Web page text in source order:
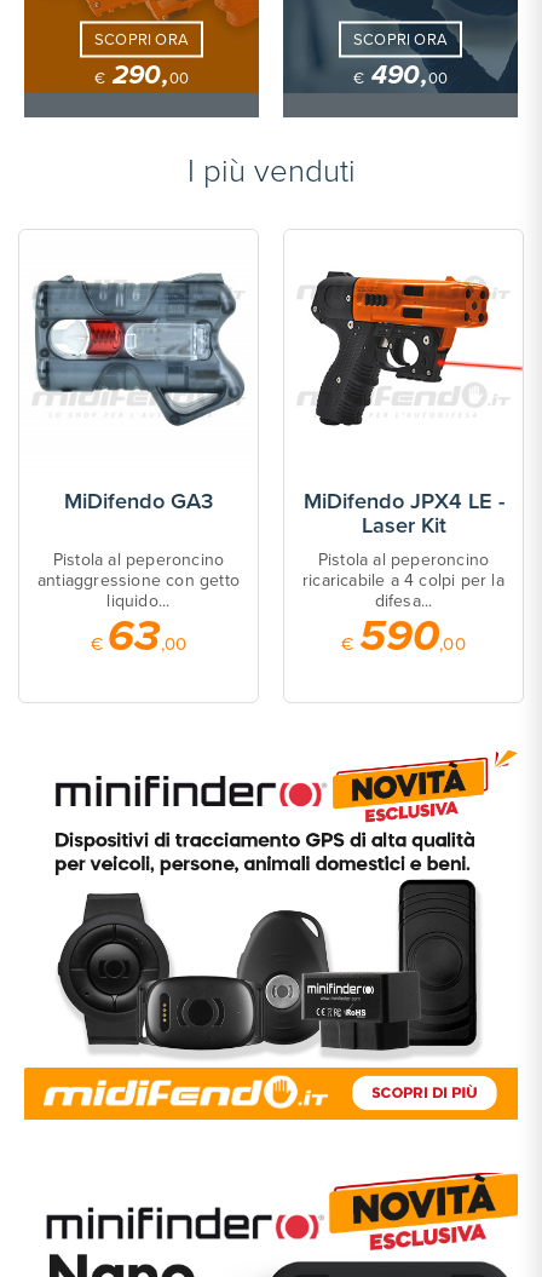
SCOPRI ORA
€ 290,00
SCOPRI ORA
€ 490,00
I più venduti
JPX4 LE -
al peperoncino
a 4 colpi per la
difesa...
590,00
Fondina in cuoio per
Walther PGS/PDP
Fondina in cuoio per Walther
PDP
39,00
Per i